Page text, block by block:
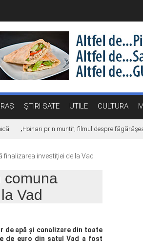
ȘTIRI SATE UTILE CULTURA
„Hoinari prin munți”, filmul despre
investiției de la Vad
comuna
Vad
de apă și canalizare din toate
de euro din satul Vad a fost